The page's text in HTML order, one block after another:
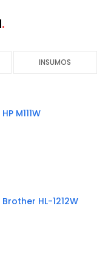
INSUMOS
M111W
HL-1212W